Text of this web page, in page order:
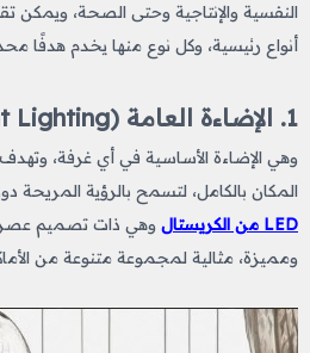
النفسية والإنتاجية وحتى الصحة، ويمكن
أنواع رئيسية، وكل نوع منها يخدم هدفًا
1. الإضاءة العامة (Ambient Lighting)
وهي الإضاءة الأساسية في أي غرفة،
المكان بالكامل، لتسمح بالرؤية المريحة
LED من الكريستال
وهي ذات تصميم
ومميزة، مثالية لمجموعة متنوعة من